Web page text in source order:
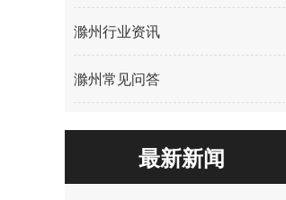
滁州行业资讯
滁州常见问答
最新新闻